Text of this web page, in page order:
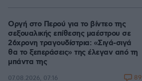
Οργή στο Περού για το βίντεο της
σεξουαλικής επίθεσης μαέστρου σε
26χρονη τραγουδίστρια: «Σιγά-σιγά
θα το ξεπεράσεις» της έλεγαν από τη
μπάντα της
07.08.2026, 07:16 89